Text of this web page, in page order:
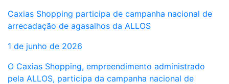
Caxias Shopping participa de campanha nacional de
arrecadação de agasalhos da ALLOS
1 de junho de 2026
O Caxias Shopping, empreendimento administrado
pela ALLOS, participa da campanha nacional de